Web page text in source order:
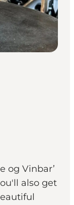
og Vinbar’
also get